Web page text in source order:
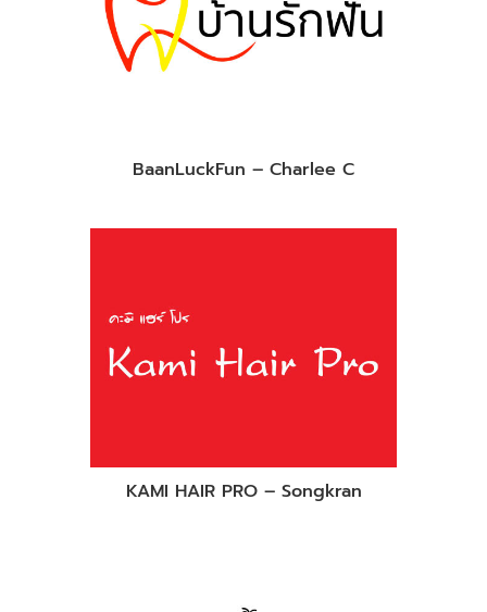
BaanLuckFun – Charlee C
KAMI HAIR PRO – Songkran